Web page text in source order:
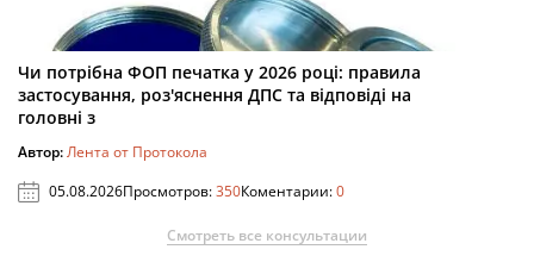
Чи потрібна ФОП печатка у 2026 році: правила
застосування, роз'яснення ДПС та відповіді на
головні з
Автор:Лента от Протокола
05.08.2026Просмотров:350Коментарии:0
Смотреть все консультации